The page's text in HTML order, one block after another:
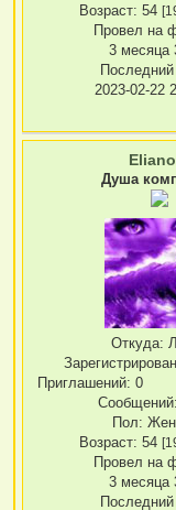
Возраст: 54
Провел на
3 месяца
Последний
2023-02-22
Душа
Откуда:
Зарегистрирован
Приглашений: 0
Сообщений:
Пол:
Возраст: 54
Провел на
3 месяца
Последний